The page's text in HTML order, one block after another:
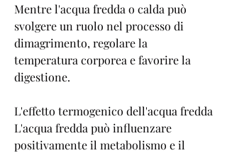
Mentre l'acqua fredda o calda può
svolgere un ruolo nel processo di
dimagrimento, regolare la
temperatura corporea e favorire la
digestione.
L'effetto termogenico dell'acqua fredda
L'acqua fredda può influenzare
positivamente il metabolismo e il